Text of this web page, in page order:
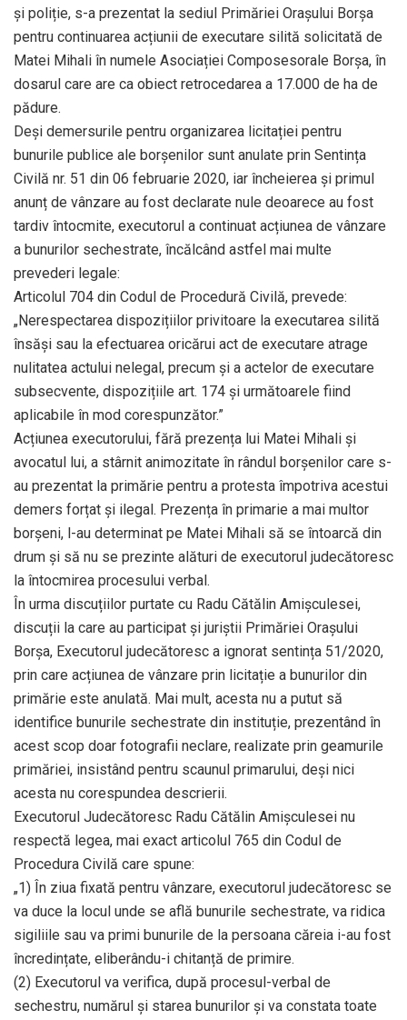
și poliție, s-a prezentat la sediul Primăriei Orașului Borșa
pentru continuarea acțiunii de executare silită solicitată de
Matei Mihali în numele Asociației Composesorale Borșa, în
dosarul care are ca obiect retrocedarea a 17.000 de ha de
pădure.
Deși demersurile pentru organizarea licitației pentru
bunurile publice ale borșenilor sunt anulate prin Sentința
Civilă nr. 51 din 06 februarie 2020, iar încheierea și primul
anunț de vânzare au fost declarate nule deoarece au fost
tardiv întocmite, executorul a continuat acțiunea de vânzare
a bunurilor sechestrate, încălcând astfel mai multe
prevederi legale:
Articolul 704 din Codul de Procedură Civilă, prevede:
„Nerespectarea dispozițiilor privitoare la executarea silită
însăși sau la efectuarea oricărui act de executare atrage
nulitatea actului nelegal, precum și a actelor de executare
subsecvente, dispozițiile art. 174 și următoarele fiind
aplicabile în mod corespunzător.”
Acțiunea executorului, fără prezența lui Matei Mihali și
avocatul lui, a stârnit animozitate în rândul borșenilor care s-
au prezentat la primărie pentru a protesta împotriva acestui
demers forțat și ilegal. Prezența în primarie a mai multor
borșeni, l-au determinat pe Matei Mihali să se întoarcă din
drum și să nu se prezinte alături de executorul judecătoresc
la întocmirea procesului verbal.
În urma discuțiilor purtate cu Radu Cătălin Amișculesei,
discuții la care au participat și juriștii Primăriei Orașului
Borșa, Executorul judecătoresc a ignorat sentința 51/2020,
prin care acțiunea de vânzare prin licitație a bunurilor din
primărie este anulată. Mai mult, acesta nu a putut să
identifice bunurile sechestrate din instituție, prezentând în
acest scop doar fotografii neclare, realizate prin geamurile
primăriei, insistând pentru scaunul primarului, deși nici
acesta nu corespundea descrierii.
Executorul Judecătoresc Radu Cătălin Amișculesei nu
respectă legea, mai exact articolul 765 din Codul de
Procedura Civilă care spune:
„1) În ziua fixată pentru vânzare, executorul judecătoresc se
va duce la locul unde se află bunurile sechestrate, va ridica
sigiliile sau va primi bunurile de la persoana căreia i-au fost
încredințate, eliberându-i chitanță de primire.
(2) Executorul va verifica, după procesul-verbal de
sechestru, numărul și starea bunurilor și va constata toate